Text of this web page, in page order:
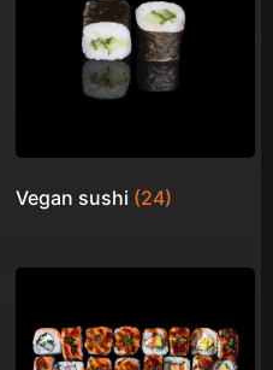
Vegan sushi (24)